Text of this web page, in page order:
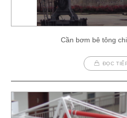
Cần bơm bê tông
ĐỌC